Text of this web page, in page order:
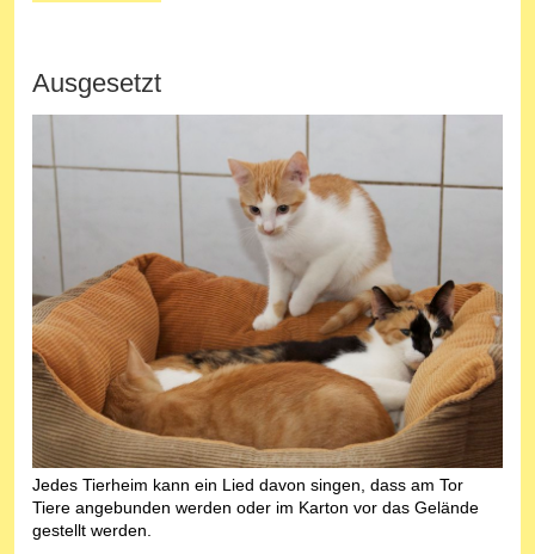
Ausgesetzt
Jedes Tierheim kann ein Lied davon singen, dass am Tor
Tiere angebunden werden oder im Karton vor das Gelände
gestellt werden.